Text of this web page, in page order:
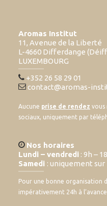
Aromas Institut
11, Avenue de la Liberté
L-4660 Differdange
LUXEMBOURG
+352 26 58 29 01
contact@aromas-
Aucune prise de rendez vous
sociaux, uniquement par
Nos horaires
Lundi – vendredi : 9h –
Samedi : uniquement
Pour une bonne organisation
impérativement 24h à